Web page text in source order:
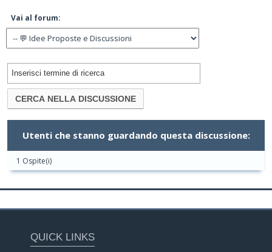
Vai al forum:
Utenti che stanno guardando questa discussione:
1 Ospite(i)
QUICK LINKS